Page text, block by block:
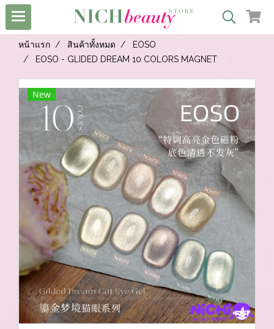
หน้าแรก สินค้าทั้งหมด
EOSO
EOSO - GLIDED DREAM 10 COLORS MAGNET
New